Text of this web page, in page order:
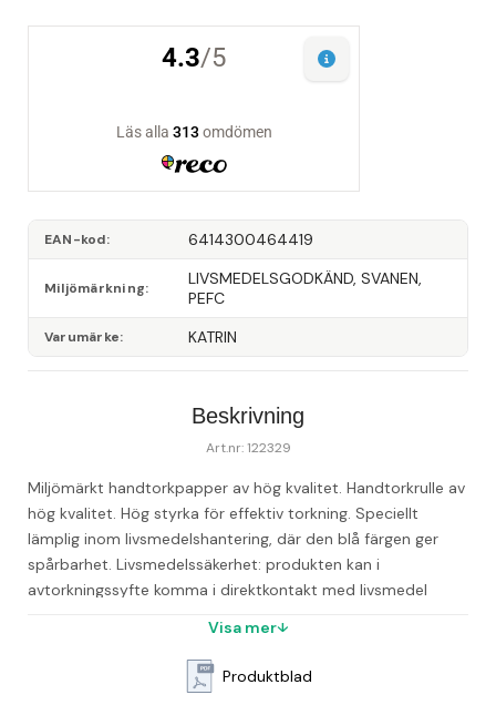
EAN-kod 6414300464419
Miljömärkning
LIVSMEDELSGODKÄND, SVANEN,
PEFC
Varumärke KATRIN
Beskrivning
Art.nr: 122329
Miljömärkt handtorkpapper av hög kvalitet. Handtorkrulle av
hög kvalitet. Hög styrka för effektiv torkning. Speciellt
lämplig inom livsmedelshantering, där den blå färgen ger
spårbarhet. Livsmedelssäkerhet: produkten kan i
avtorkningssyfte komma i direktkontakt med livsmedel
produktkraven och tillgång och kvalitet för optimal
anvädning av råvaran. - 2-lagers - Färg: blå - Längd per
Visa mer
Produktblad